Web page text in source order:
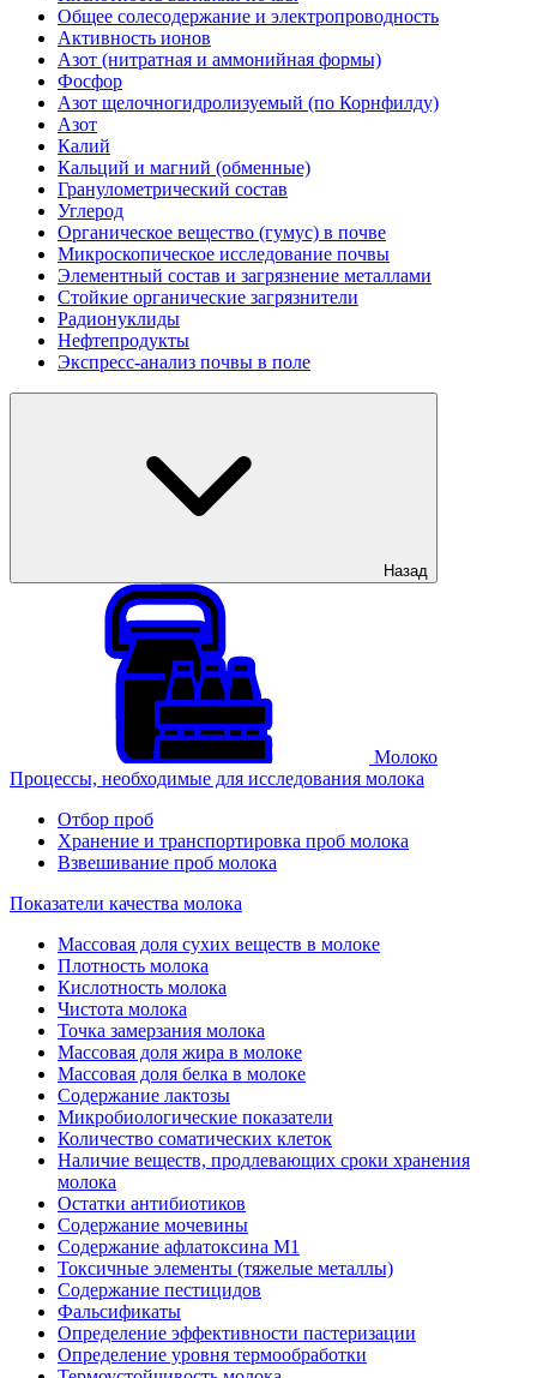
Общее солесодержание и электропроводность
Активность ионов
Азот (нитратная и аммонийная формы)
Фосфор
Азот щелочногидролизуемый (по Корнфилду)
Азот
Калий
Кальций и магний (обменные)
Гранулометрический состав
Углерод
Органическое вещество (гумус) в почве
Микроскопическое исследование почвы
Элементный состав и загрязнение металлами
Стойкие органические загрязнители
Радионуклиды
Нефтепродукты
Экспресс-анализ почвы в поле
Назад
Молоко
Процессы, необходимые для исследования молока
Отбор проб
Хранение и транспортировка проб молока
Взвешивание проб молока
Показатели качества молока
Массовая доля сухих веществ в молоке
Плотность молока
Кислотность молока
Чистота молока
Точка замерзания молока
Массовая доля жира в молоке
Массовая доля белка в молоке
Содержание лактозы
Микробиологические показатели
Количество соматических клеток
Наличие веществ, продлевающих сроки хранения
молока
Остатки антибиотиков
Содержание мочевины
Содержание афлатоксина М1
Токсичные элементы (тяжелые металлы)
Содержание пестицидов
Фальсификаты
Определение эффективности пастеризации
Определение уровня термообработки